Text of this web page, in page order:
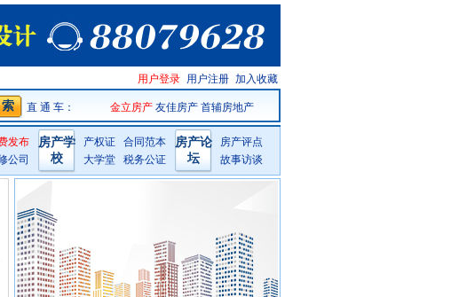
加入收藏
用户注册
用户登录
网手机版
直 通 车： 金立房产 友佳房产 首辅房地产
发布
公司
房产学
校
产权证
合同范本
大学堂
税务公证
房产论
坛
房产评点
故事访谈